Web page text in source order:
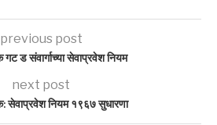
previous post
गट ड संवार्गाच्या सेवाप्रवेश नियम
next post
सेवाप्रवेश नियम १९६७ सुधारणा